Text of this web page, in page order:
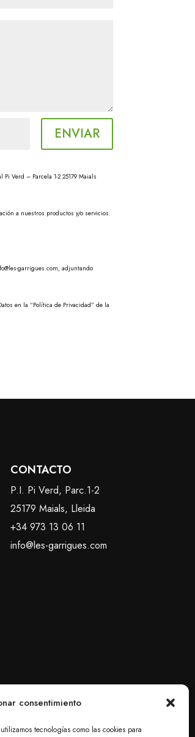
consentimiento
tecnologías como las cookies para
ENVIAR
Pi Verd – Parcela 1-2 25179 Maials
a nuestros productos y/o servicios.
garrigues.com, adjuntando
en la “Política de Privacidad” de la
CONTACTO
P.I. Pi Verd, Parc.1-2
25179 Maials, Lleida
+34 973 13 06 11
info@les-garrigues.com